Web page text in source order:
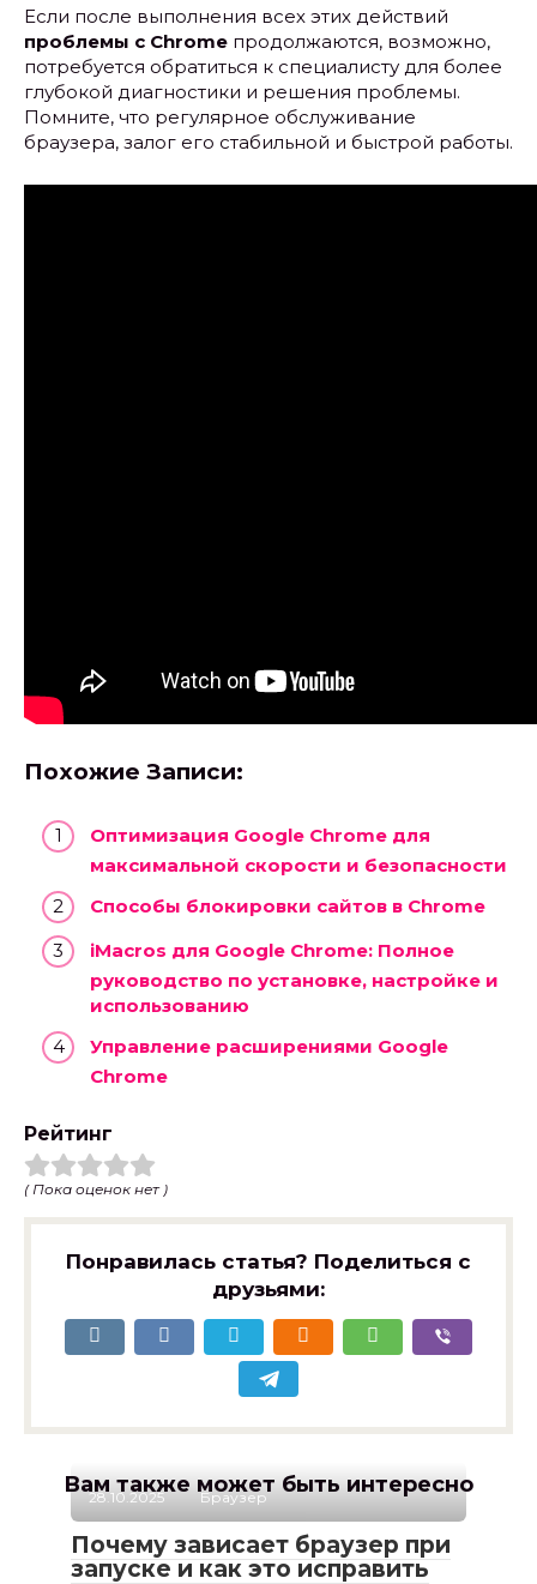
Если после выполнения всех этих действий
проблемы с Chrome продолжаются, возможно,
потребуется обратиться к специалисту для более
глубокой диагностики и решения проблемы.
Помните, что регулярное обслуживание
браузера, залог его стабильной и быстрой работы.
Похожие Записи:
Оптимизация Google Chrome для
максимальной скорости и безопасности
Способы блокировки сайтов в Chrome
iMacros для Google Chrome: Полное
руководство по установке, настройке и
использованию
Управление расширениями Google
Chrome
Рейтинг
( Пока оценок нет )
Понравилась статья? Поделиться с
друзьями:
Вам также может быть интересно
28.10.2025 Браузер
Почему зависает браузер при
запуске и как это исправить